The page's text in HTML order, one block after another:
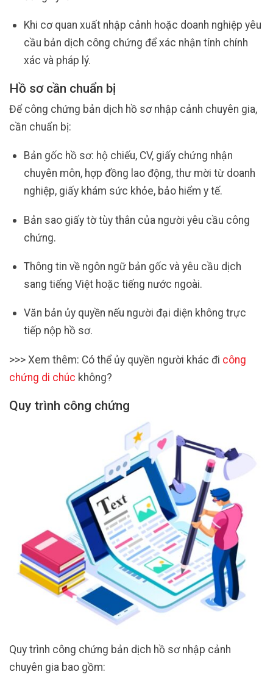
Khi cơ quan xuất nhập cảnh hoặc doanh nghiệp yêu
cầu bản dịch công chứng để xác nhận tính chính
xác và pháp lý.
Hồ sơ cần chuẩn bị
Để công chứng bản dịch hồ sơ nhập cảnh chuyên gia,
cần chuẩn bị:
Bản gốc hồ sơ: hộ chiếu, CV, giấy chứng nhận
chuyên môn, hợp đồng lao động, thư mời từ doanh
nghiệp, giấy khám sức khỏe, bảo hiểm y tế.
Bản sao giấy tờ tùy thân của người yêu cầu công
chứng.
Thông tin về ngôn ngữ bản gốc và yêu cầu dịch
sang tiếng Việt hoặc tiếng nước ngoài.
Văn bản ủy quyền nếu người đại diện không trực
tiếp nộp hồ sơ.
>>> Xem thêm: Có thể ủy quyền người khác đi công
chứng di chúc không?
Quy trình công chứng
Quy trình công chứng bản dịch hồ sơ nhập cảnh
chuyên gia bao gồm: